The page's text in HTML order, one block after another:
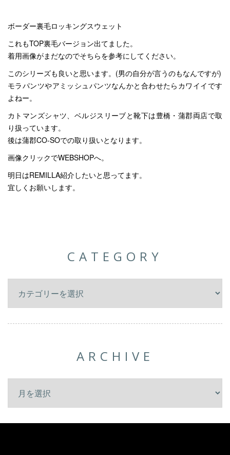
ボーダー裏毛ロッキングスウェット
これもTOP裏毛バージョン出てました。
着用画像がまだなのでそちらを参考にしてください。
このシリーズも良いと思います。(男の自分が言うのもなんですが)
モラパンツやアミッシュパンツなんかと合わせたらカワイイです
よねー。
カトマンズシャツ、ベルジスリーブと靴下は豊橋・蒲郡両店で取
り扱っています。
後は蒲郡CO-SOでの取り扱いとなります。
画像クリックでWEBSHOPへ。
明日はREMILLA紹介したいと思ってます。
宜しくお願いします。
CATEGORY
ARCHIVE